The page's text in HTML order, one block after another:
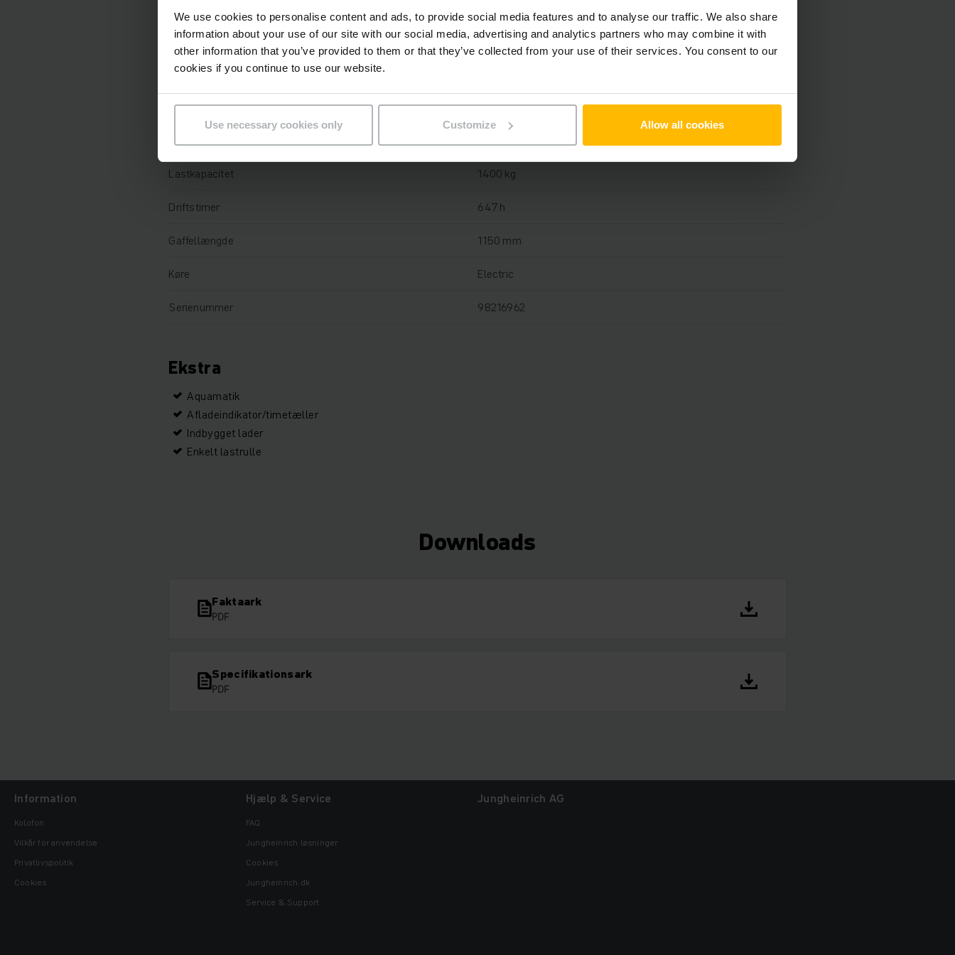
We use cookies to personalise content and ads, to provide social media features and to analyse our traffic. We also share
information about your use of our site with our social media, advertising and analytics partners who may combine it with
other information that you’ve provided to them or that they’ve collected from your use of their services. You consent to our
cookies if you continue to use our website.
Use necessary cookies only Customize Allow all cookies
Batteri Bly-syre, 24 V / 150 Ah
Oplader
Batteriets produktionsår 2024
År
Lastkapacitet 1400 kg
Driftstimer 647 h
Gaffellængde 1150 mm
Køre Electric
Serienummer 98216962
Ekstra
Aquamatik
Afladeindikator/timetæller
Indbygget lader
Enkelt lastrulle
Downloads
Faktaark
PDF
Specifikationsark
PDF
Information
Kolofon
Vilkår for anvendelse
Privatlivspolitik
Cookies
Hjælp & Service
FAQ
Jungheinrich løsninger
Cookies
Jungheinrich.dk
Service & Support
Jungheinrich AG